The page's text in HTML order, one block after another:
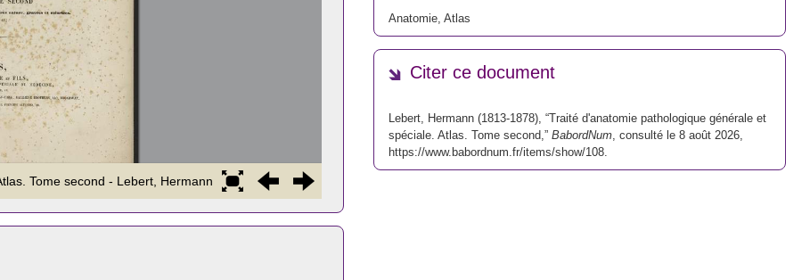
Anatomie, Atlas
Citer ce document
Lebert, Hermann (1813-1878), “Traité d'anatomie pathologique générale et
spéciale. Atlas. Tome second,” BabordNum, consulté le 8 août 2026,
https://www.babordnum.fr/items/show/108.